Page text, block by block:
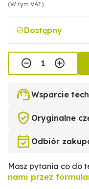
(W tym VAT)
Dostępny
Wsparcie
Oryginalne
Odbiór
Masz pytania co do
nami przez